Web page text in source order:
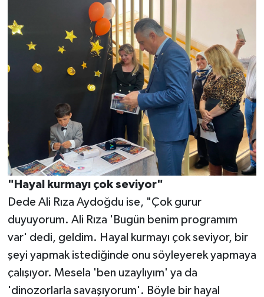
"Hayal kurmayı çok seviyor"
Dede Ali Rıza Aydoğdu ise, "Çok gurur
duyuyorum. Ali Rıza 'Bugün benim programım
var' dedi, geldim. Hayal kurmayı çok seviyor, bir
şeyi yapmak istediğinde onu söyleyerek yapmaya
çalışıyor. Mesela 'ben uzaylıyım' ya da
'dinozorlarla savaşıyorum'. Böyle bir hayal